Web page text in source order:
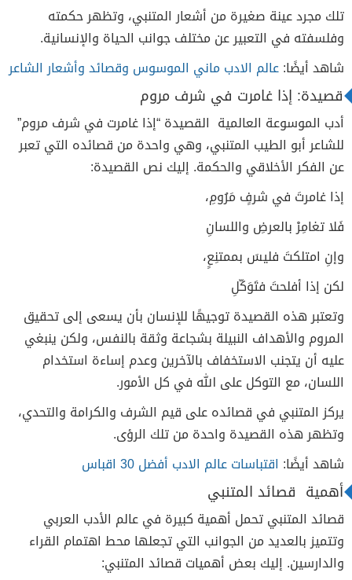
تلك مجرد عينة صغيرة من أشعار المتنبي، وتظهر حكمته
وفلسفته في التعبير عن مختلف جوانب الحياة والإنسانية.
شاهد أيضًا:عالم الادب ماني الموسوس وقصائد وأشعار الشاعر
قصيدة: إذا غامرت في شرف مروم
أدب الموسوعة العالمية القصيدة “إذا غامرت في شرف مروم”
للشاعر أبو الطيب المتنبي، وهي واحدة من قصائده التي تعبر
عن الفكر الأخلاقي والحكمة. إليك نص القصيدة:
إذا غامرتَ في شرفٍ مَرُومِ،
فَلا تغامِرْ بالعرضِ واللسانِ
وإنِ امتلكتَ فليسَ بممتنِعٍ،
لكن إذا أفلحتَ فتَوَكّلِ
وتعتبر هذه القصيدة توجيهًا للإنسان بأن يسعى إلى تحقيق
المروم والأهداف النبيلة بشجاعة وثقة بالنفس، ولكن ينبغي
عليه أن يتجنب الاستخفاف بالآخرين وعدم إساءة استخدام
اللسان، مع التوكل على الله في كل الأمور.
يركز المتنبي في قصائده على قيم الشرف والكرامة والتحدي،
وتظهر هذه القصيدة واحدة من تلك الرؤى.
شاهد أيضًا: اقتباسات عالم الادب أفضل 30 اقباس
أهمية قصائد المتنبي
قصائد المتنبي تحمل أهمية كبيرة في عالم الأدب العربي
وتتميز بالعديد من الجوانب التي تجعلها محط اهتمام القراء
والدارسين. إليك بعض أهميات قصائد المتنبي: